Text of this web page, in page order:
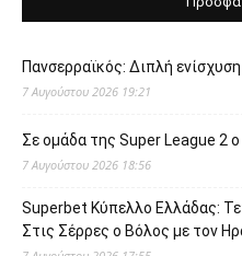
Πανσερραϊκός: Διπλή
7 Αυγούστου 2026 19:21
Σε ομάδα της Super League 2
7 Αυγούστου 2026 18:56
Superbet Κύπελλο Ελλάδας:
Στις Σέρρες ο Βόλος με τον